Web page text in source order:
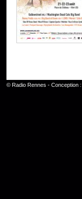
© Radio Rennes - Conception :